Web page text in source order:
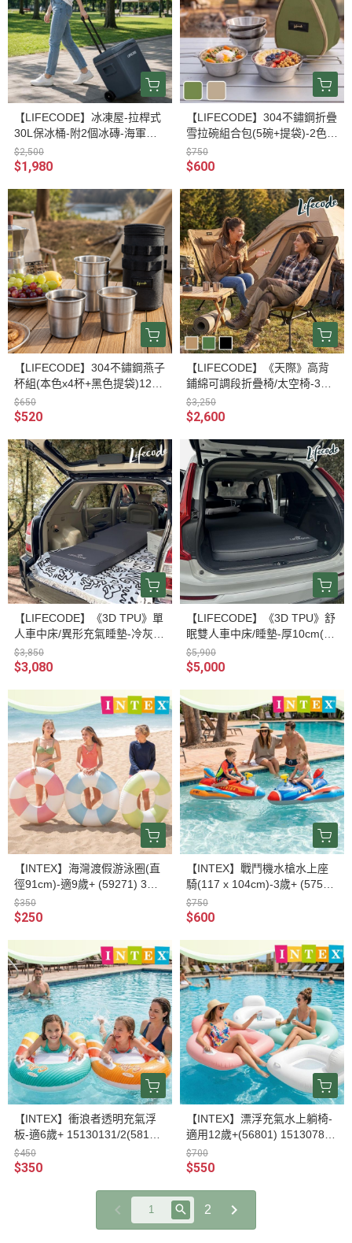
【LIFECODE】冰凍屋-拉桿式
30L保冰桶-附2個冰磚-海軍藍
12300425
$2,500
$1,980
【LIFECODE】304不鏽鋼折疊
雪拉碗組合包(5碗+提袋)-2色可
選 12320914/7-05
$750
$600
【LIFECODE】304不鏽鋼燕子
杯組(本色x4杯+黑色提袋)1232
0250
$650
$520
【LIFECODE】《天際》高背
鋪綿可調段折疊椅/太空椅-3色
可選 13010254/7/8
$3,250
$2,600
【LIFECODE】《3D TPU》單
人車中床/異形充氣睡墊-冷灰色
12140073
$3,850
$3,080
【LIFECODE】《3D TPU》舒
眠雙人車中床/睡墊-厚10cm(13
1x190x10cm)-冷灰12140063
$5,900
$5,000
【INTEX】海灣渡假游泳圈(直
徑91cm)-適9歲+ (59271) 3色
可選15130791/2/3
$350
$250
【INTEX】戰鬥機水槍水上座
騎(117 x 104cm)-3歲+ (5753
1) 2色可選 15130811/2
$750
$600
【INTEX】衝浪者透明充氣浮
板-適6歲+ 15130131/2(58172)
-2色可選
$450
$350
【INTEX】漂浮充氣水上躺椅-
適用12歲+(56801) 15130781/
2/3-3色可選
$700
$550
2